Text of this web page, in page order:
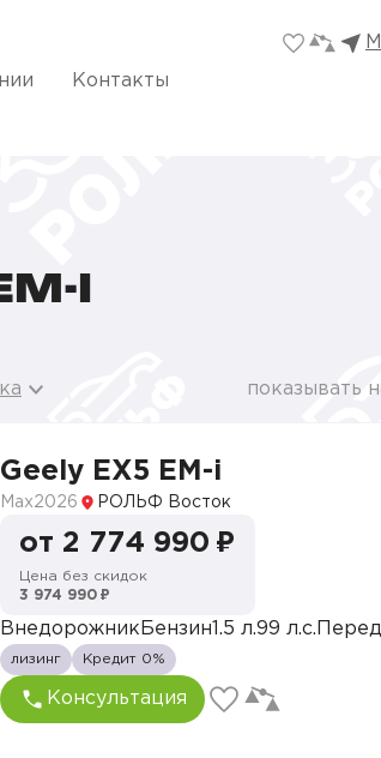
Контакты
I
показывать
Geely EX5 EM-i
Max2026 РОЛЬФ Восток
от 2 774 990 ₽
Цена без скидок
3 974 990 ₽
Внедорожник Бензин 1.5 л.99 л.с.
лизинг Кредит 0%
Консультация